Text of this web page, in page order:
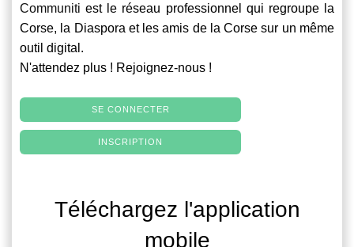
Communiti est le réseau professionnel qui regroupe la
Corse, la Diaspora et les amis de la Corse sur un même
outil digital.
N'attendez plus ! Rejoignez-nous !
SE CONNECTER
INSCRIPTION
Téléchargez l'application
mobile